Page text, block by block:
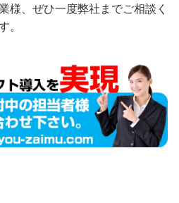
様、ぜひ一度弊社までご相談く
。